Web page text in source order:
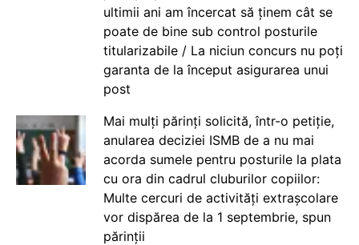
ultimii ani am încercat să ținem cât se
poate de bine sub control posturile
titularizabile / La niciun concurs nu poți
garanta de la început asigurarea unui
post
Mai mulți părinți solicită, într-o petiție,
anularea deciziei ISMB de a nu mai
acorda sumele pentru posturile la plata
cu ora din cadrul cluburilor copiilor:
Multe cercuri de activități extrașcolare
vor dispărea de la 1 septembrie, spun
părinții